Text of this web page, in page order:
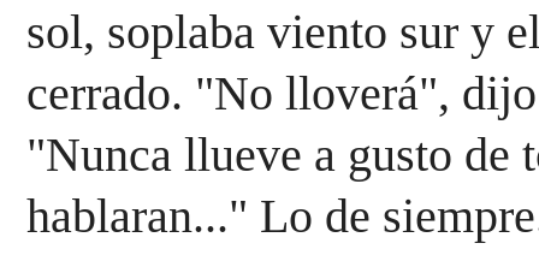
sol, soplaba viento sur y
cerrado. "No lloverá",
"Nunca llueve a gusto de
hablaran..." Lo de